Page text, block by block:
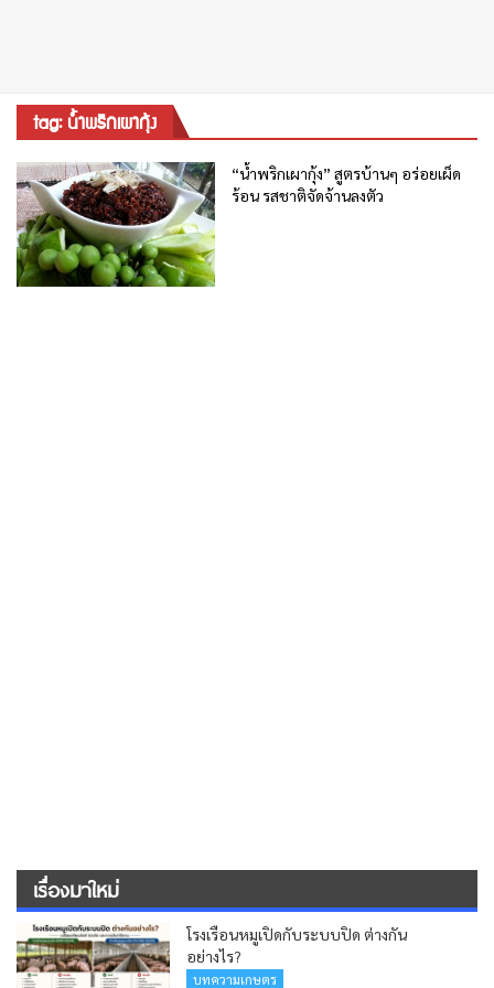
tag: น้ำพริกเผากุ้ง
“น้ำพริกเผากุ้ง” สูตรบ้านๆ อร่อยเผ็ด
ร้อน รสชาติจัดจ้านลงตัว
เรื่องมาใหม่
โรงเรือนหมูเปิดกับระบบปิด ต่างกัน
อย่างไร?
บทความเกษตร